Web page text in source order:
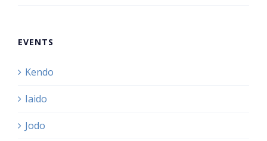
EVENTS
Kendo
Iaido
Jodo